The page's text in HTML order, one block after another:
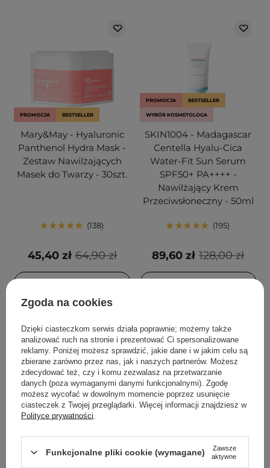
PROMOCJA BESTSELLER
Mary&May - Hyaluronic
Panthenol Hydra Mask -
Zestaw Nawilżających
Masek do Twarzy - 30szt.
138
64,90 zł
45,40 zł
PROMOCJA BESTSELLER
WYBÓR KOSMETOLOGA
SKIN1004 - Madagascar
Centella Hyalu-Cica
Water-Fit Sun Serum
SPF50+ PA++++ -
Nawilżający Krem
Przeciwsłoneczny - 50ml
195
128,00 zł
89,60 zł
Cream - Nawilżający
Quercetinol Pore Deep
Zgoda na cookies
Dzięki ciasteczkom serwis działa poprawnie; możemy także
analizować ruch na stronie i prezentować Ci spersonalizowane
reklamy. Poniżej możesz sprawdzić, jakie dane i w jakim celu są
zbierane zarówno przez nas, jak i naszych partnerów. Możesz
zdecydować też, czy i komu zezwalasz na przetwarzanie
danych (poza wymaganymi danymi funkcjonalnymi). Zgodę
możesz wycofać w dowolnym momencie poprzez usunięcie
ciasteczek z Twojej przeglądarki. Więcej informacji znajdziesz w
Polityce prywatności
Funkcjonalne pliki cookie (wymagane)
Zawsze
aktywne